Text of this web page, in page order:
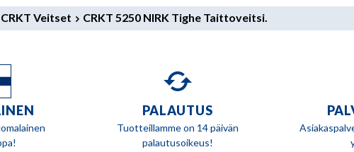
CRKT Veitset CRKT 5250 NIRK Tighe Taittoveitsi.
PALAUTUS
Tuotteillamme on 14 päivän
palautusoikeus!